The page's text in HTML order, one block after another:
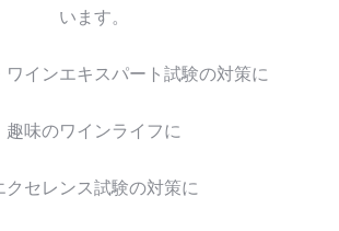
います。
ワインエキスパート試験の対策に
趣味のワインライフに
クセレンス試験の対策に